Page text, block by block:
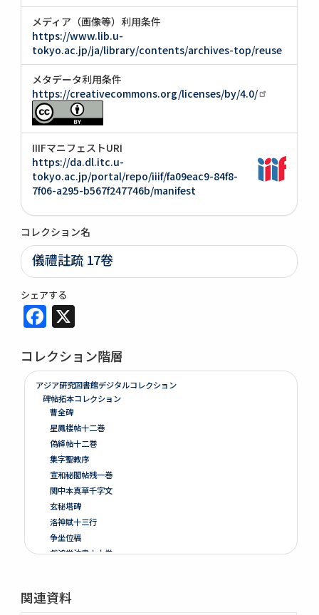
メディア（画像等）利用条件
https://www.lib.u-
tokyo.ac.jp/ja/library/contents/archives-top/reuse
メタデータ利用条件
https://creativecommons.org/licenses/by/4.0/
IIIFマニフェストURI
https://da.dl.itc.u-
tokyo.ac.jp/portal/repo/iiif/fa09eac9-84f8-
7f06-a295-b567f247746b/manifest
コレクション名
儀禮註疏 17卷
シェアする
Facebook
コレクション階層
アジア研究図書館デジタルコレクション
碑帖拓本コレクション
曹全碑
星鳳楼帖十二巻
偽絳帖十二巻
集字聖教序
宣和秘閣帖残一巻
関中本真草千字文
玄秘塔碑
洛神賦十三行
争坐位稿
戯鴻堂法書十六巻
偽絳帖残一巻
関連資料